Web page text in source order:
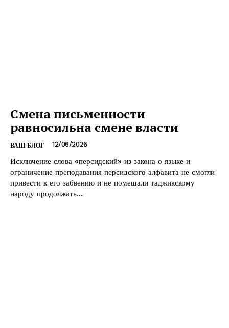
Смена письменности
равносильна смене власти
ВАШ БЛОГ 12/06/2026
Исключение слова «персидский» из закона о языке и
ограничение преподавания персидского алфавита не смогли
привести к его забвению и не помешали таджикскому
народу продолжать...